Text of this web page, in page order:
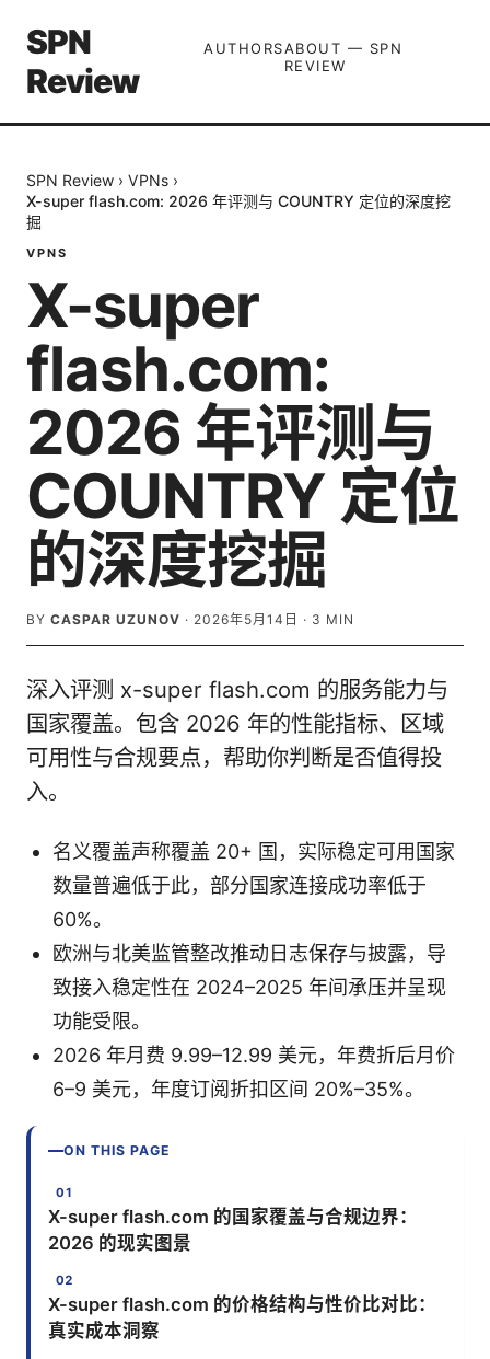
SPN
Review
AUTHORSABOUT — SPN
REVIEW
SPN Review › VPNs ›
X-super flash.com: 2026 年评测与 COUNTRY 定位的深度挖
掘
VPNS
X-super
flash.com:
2026 年评测与
COUNTRY 定位
的深度挖掘
BY CASPAR UZUNOV · 2026年5月14日 · 3 MIN
深入评测 x-super flash.com 的服务能力与
国家覆盖。包含 2026 年的性能指标、区域
可用性与合规要点，帮助你判断是否值得投
入。
名义覆盖声称覆盖 20+ 国，实际稳定可用国家
数量普遍低于此，部分国家连接成功率低于
60%。
欧洲与北美监管整改推动日志保存与披露，导
致接入稳定性在 2024–2025 年间承压并呈现
功能受限。
2026 年月费 9.99–12.99 美元，年费折后月价
6–9 美元，年度订阅折扣区间 20%–35%。
ON THIS PAGE
X-super flash.com 的国家覆盖与合规边界：
2026 的现实图景
X-super flash.com 的价格结构与性价比对比：
真实成本洞察